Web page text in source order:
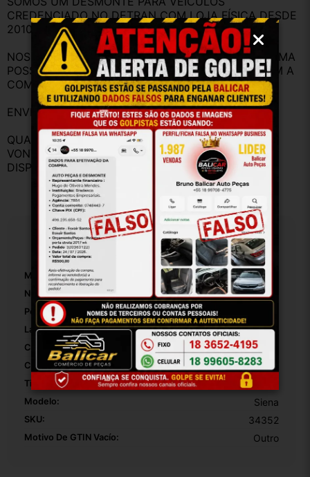
CREDENCIADO NO DETRAN COM LOJA FÍSICA DESDE
2010.
NOSSO OBJETIVO É TE ATENDER DA MELHOR FORMA
POSSÍVEL PARA QUE VOCÊ FIQUE SATISFEITO COM A
COMPRA
ENVIAMOS AS PEÇAS COM NOTA A FISCAL.
QUALQUER DÚVIDA ANTES DA COMPRA, FIQUE A
VONTADE PARA FAZER PERGUNTAS, ESTAMOS A
DISPOSIÇÃO PARA RESPONDER.
Especificações
Marca: Fiat
Número De Peça: 01
Posição:
Lado: Direito
Cor: Vermelho
Cor Principal: Vermelho
Tipo De Veículo: Carro/Caminhonete
Modelo: Siena
SKU: 34352
Motivo De GTIN Vacío: Outro